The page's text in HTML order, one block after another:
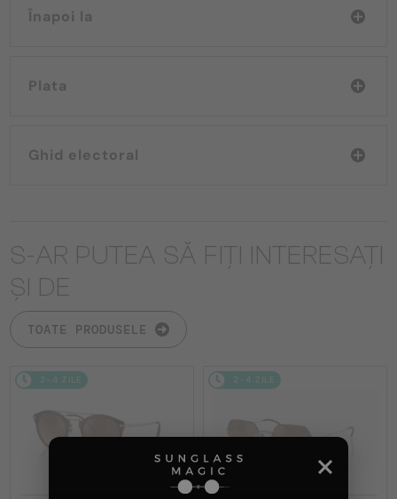
Înapoi la
Plata
Ghid electoral
S-AR PUTEA SĂ FIȚI INTERESAȚI
ȘI DE
TOATE PRODUSELE
2-4 ZILE 2-4 ZILE